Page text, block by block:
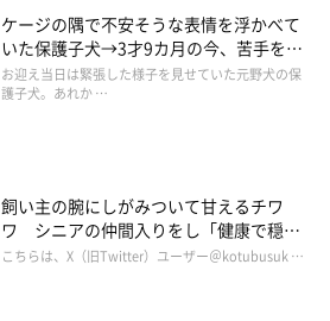
ケージの隅で不安そうな表情を浮かべて
いた保護子犬→3才9カ月の今、苦手を克
服し頼もしいコに成長！
お迎え当日は緊張した様子を見せていた元野犬の保
護子犬。あれか …
飼い主の腕にしがみついて甘えるチワ
ワ シニアの仲間入りをし「健康で穏や
かな暮らしが続いてほしい」と願う
こちらは、X（旧Twitter）ユーザー＠kotubusuk …